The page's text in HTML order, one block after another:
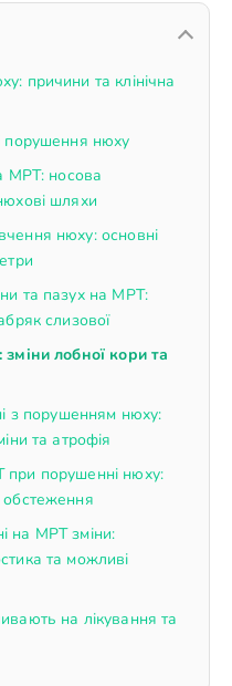
причини та клінічна
порушення нюху
МРТ: носова
шляхи
нюху: основні
та пазух на МРТ:
слизової
лобної кори та
з порушенням нюху:
та атрофія
порушенні нюху:
обстеження
на МРТ зміни:
та можливі
на лікування та